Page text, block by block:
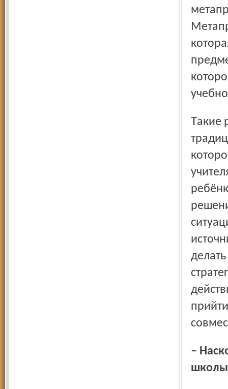
Такие результаты не могут быть обеспечены
– Насколько готовыми к нововведениям оказались
школы